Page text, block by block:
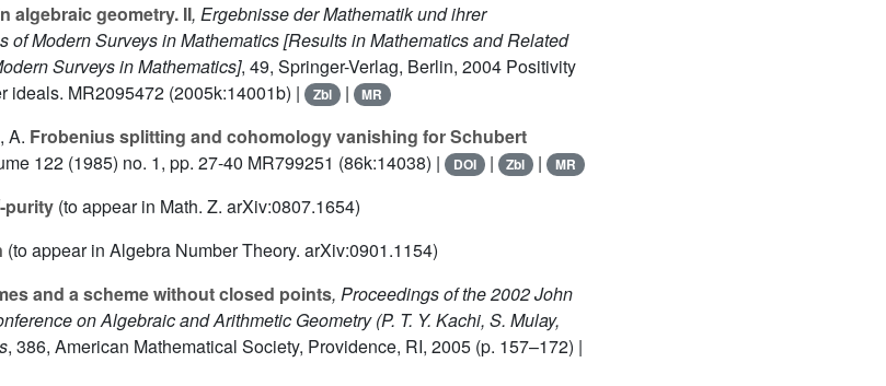
algebraic geometry. II, Ergebnisse der Mathematik und ihrer
of Modern Surveys in Mathematics [Results in Mathematics and Related
Surveys in Mathematics], 49, Springer-Verlag, Berlin, 2004 Positivity
ideals. MR2095472 (2005k:14001b) |
Zbl | MR
A. Frobenius splitting and cohomology vanishing for Schubert
122 (1985) no. 1, pp. 27-40 MR799251 (86k:14038) | DOI | Zbl | MR
-purity (to appear in Math. Z. arXiv:0807.1654)
(to appear in Algebra Number Theory. arXiv:0901.1154)
and a scheme without closed points, Proceedings of the 2002 John
on Algebraic and Arithmetic Geometry (P. T. Y. Kachi, S. Mulay,
, 386, American Mathematical Society, Providence, RI, 2005 (p. 157–172) |